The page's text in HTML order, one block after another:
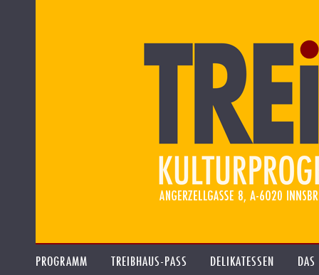
PROGRAMM TREIBHAUS-PASS DELIKATESSEN